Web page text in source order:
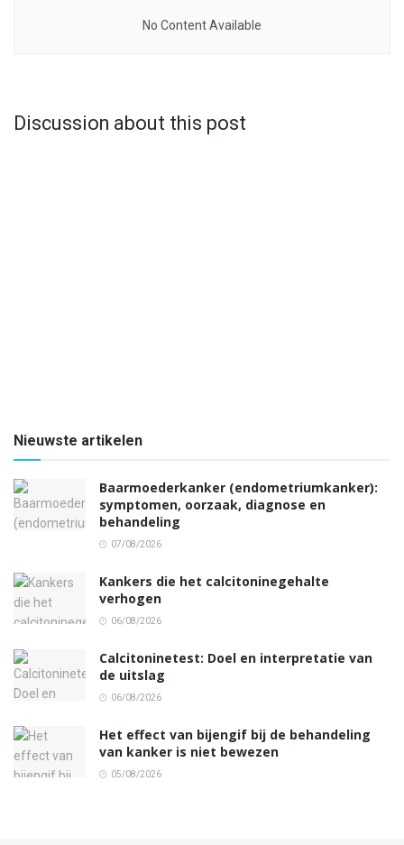
No Content Available
Discussion about this post
Nieuwste artikelen
Baarmoederkanker (endometriumkanker):
symptomen, oorzaak, diagnose en
behandeling
07/08/2026
Kankers die het calcitoninegehalte
verhogen
06/08/2026
Calcitoninetest: Doel en interpretatie van
de uitslag
06/08/2026
Het effect van bijengif bij de behandeling
van kanker is niet bewezen
05/08/2026